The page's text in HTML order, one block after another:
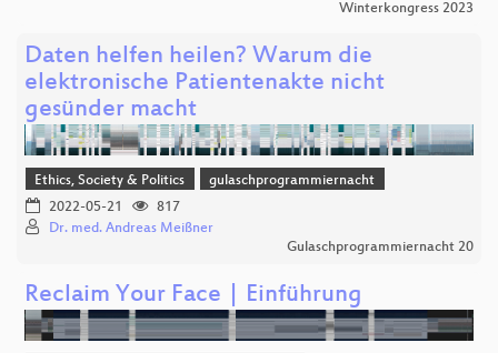
Winterkongress 2023
Daten helfen heilen? Warum die
elektronische Patientenakte nicht
gesünder macht
Ethics, Society & Politics
gulaschprogrammiernacht
2022-05-21
817
Dr. med. Andreas Meißner
Gulaschprogrammiernacht 20
Reclaim Your Face | Einführung